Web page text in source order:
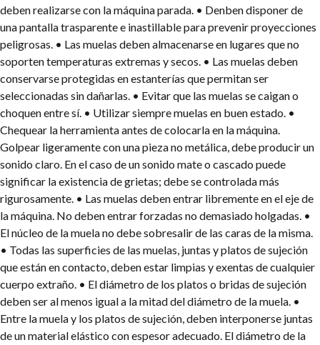
deben realizarse con la máquina parada. • Denben disponer de
una pantalla trasparente e inastillable para prevenir proyecciones
peligrosas. • Las muelas deben almacenarse en lugares que no
soporten temperaturas extremas y secos. • Las muelas deben
conservarse protegidas en estanterías que permitan ser
seleccionadas sin dañarlas. • Evitar que las muelas se caigan o
choquen entre sí. • Utilizar siempre muelas en buen estado. •
Chequear la herramienta antes de colocarla en la máquina.
Golpear ligeramente con una pieza no metálica, debe producir un
sonido claro. En el caso de un sonido mate o cascado puede
significar la existencia de grietas; debe se controlada más
rigurosamente. • Las muelas deben entrar libremente en el eje de
la máquina. No deben entrar forzadas no demasiado holgadas. •
El núcleo de la muela no debe sobresalir de las caras de la misma.
• Todas las superficies de las muelas, juntas y platos de sujeción
que están en contacto, deben estar limpias y exentas de cualquier
cuerpo extraño. • El diámetro de los platos o bridas de sujeción
deben ser al menos igual a la mitad del diámetro de la muela. •
Entre la muela y los platos de sujeción, deben interponerse juntas
de un material elástico con espesor adecuado. El diámetro de la